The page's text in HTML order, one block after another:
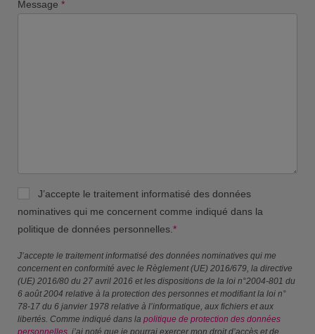
Message *
J’accepte le traitement informatisé des données
nominatives qui me concernent comme indiqué dans la
politique de données personnelles. *
J’accepte le traitement informatisé des données nominatives qui me
concernent en conformité avec le Règlement (UE) 2016/679, la directive
(UE) 2016/80 du 27 avril 2016 et les dispositions de la loi n°2004-801 du
6 août 2004 relative à la protection des personnes et modifiant la loi n°
78-17 du 6 janvier 1978 relative à l’informatique, aux fichiers et aux
libertés. Comme indiqué dans la politique de protection des données
personnelles, j’ai noté que je pourrai exercer mon droit d’accès et de